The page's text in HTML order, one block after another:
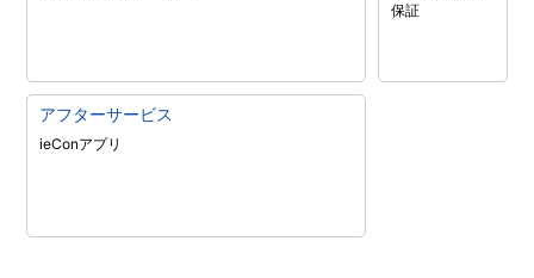
保証
アフターサービス
ieConアプリ